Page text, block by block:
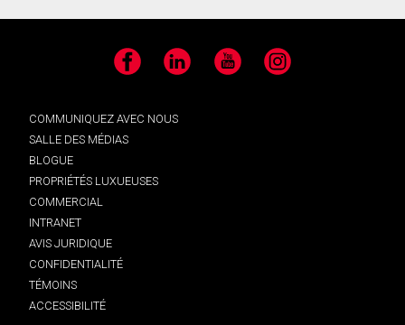
Facebook LinkedIn YouTube Instagram
COMMUNIQUEZ AVEC NOUS
SALLE DES MÉDIAS
BLOGUE
PROPRIÉTÉS LUXUEUSES
COMMERCIAL
INTRANET
AVIS JURIDIQUE
CONFIDENTIALITÉ
TÉMOINS
ACCESSIBILITÉ